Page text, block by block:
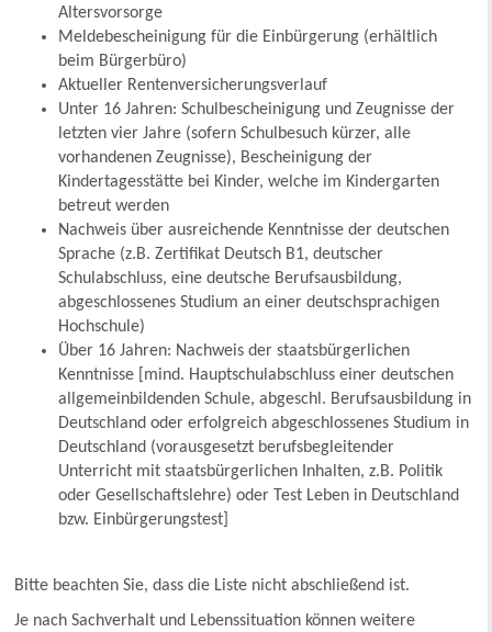
Altersvorsorge
Meldebescheinigung für die Einbürgerung (erhältlich
beim Bürgerbüro)
Aktueller Rentenversicherungsverlauf
Unter 16 Jahren: Schulbescheinigung und Zeugnisse der
letzten vier Jahre (sofern Schulbesuch kürzer, alle
vorhandenen Zeugnisse), Bescheinigung der
Kindertagesstätte bei Kinder, welche im Kindergarten
betreut werden
Nachweis über ausreichende Kenntnisse der deutschen
Sprache (z.B. Zertifikat Deutsch B1, deutscher
Schulabschluss, eine deutsche Berufsausbildung,
abgeschlossenes Studium an einer deutschsprachigen
Hochschule)
Über 16 Jahren: Nachweis der staatsbürgerlichen
Kenntnisse [mind. Hauptschulabschluss einer deutschen
allgemeinbildenden Schule, abgeschl. Berufsausbildung in
Deutschland oder erfolgreich abgeschlossenes Studium in
Deutschland (vorausgesetzt berufsbegleitender
Unterricht mit staatsbürgerlichen Inhalten, z.B. Politik
oder Gesellschaftslehre) oder Test Leben in Deutschland
bzw. Einbürgerungstest]
Bitte beachten Sie, dass die Liste nicht abschließend ist.
Je nach Sachverhalt und Lebenssituation können weitere